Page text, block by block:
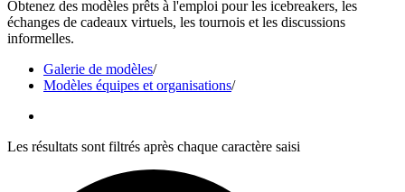
Obtenez des modèles prêts à l'emploi pour les icebreakers, les
échanges de cadeaux virtuels, les tournois et les discussions
informelles.
Galerie de modèles/
Modèles équipes et organisations/
Les résultats sont filtrés après chaque caractère saisi